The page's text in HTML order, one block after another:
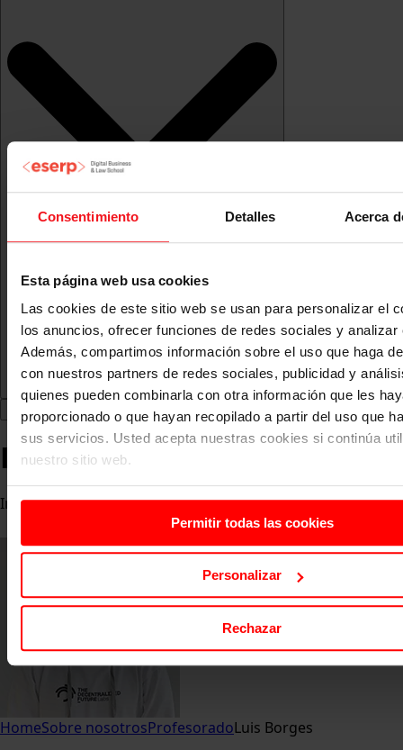
Consentimiento Detalles Acerca
Esta página web usa cookies
Las cookies de este sitio web se usan para personalizar el
los anuncios, ofrecer funciones de redes sociales y analizar
Además, compartimos información sobre el uso que haga
con nuestros partners de redes sociales, publicidad y
quienes pueden combinarla con otra información que les
proporcionado o que hayan recopilado a partir del uso que
sus servicios. Usted acepta nuestras cookies si continúa
nuestro sitio web.
Permitir todas las cookies
Personalizar
Rechazar
Luis Borges
Innovation Lab Mentor de Zalando
HomeSobre nosotrosProfesoradoLuis Borges